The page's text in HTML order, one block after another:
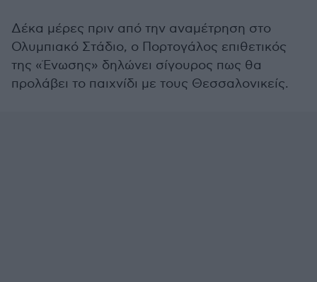
Δέκα μέρες πριν από την αναμέτρηση στο
Ολυμπιακό Στάδιο, ο Πορτογάλος επιθετικός
της «Ένωσης» δηλώνει σίγουρος πως θα
προλάβει το παιχνίδι με τους Θεσσαλονικείς.